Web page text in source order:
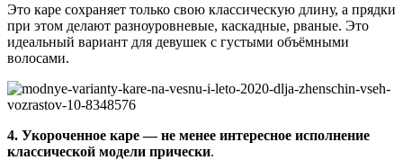
Это каре сохраняет только свою классическую длину, а прядки
при этом делают разноуровневые, каскадные, рваные. Это
идеальный вариант для девушек с густыми объёмными
волосами.
4. Укороченное каре — не менее интересное исполнение
классической модели прически.